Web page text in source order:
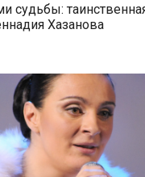
судьбы:
Хазанова